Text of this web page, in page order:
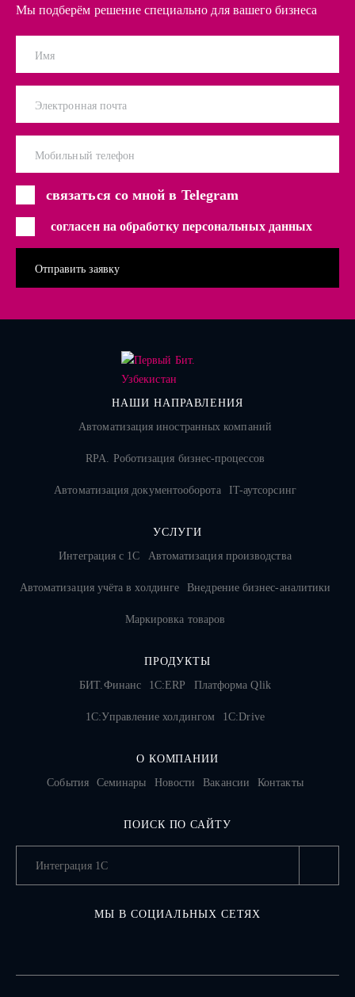
Мы подберём решение специально для вашего бизнеса
Имя
Электронная почта
Мобильный телефон
связаться со мной в Telegram
согласен на обработку персональных данных
НАШИ НАПРАВЛЕНИЯ
Автоматизация иностранных компаний
RPA. Роботизация бизнес-процессов
Автоматизация документооборота IT-аутсорсинг
УСЛУГИ
Интеграция с 1С
Автоматизация производства
Автоматизация учёта в холдинге Внедрение бизнес-аналитики
Маркировка товаров
ПРОДУКТЫ
БИТ.Финанс
1С:ERP Платформа Qlik
1С:Управление холдингом 1C:Drive
О КОМПАНИИ
События
Семинары Новости Вакансии Контакты
ПОИСК ПО САЙТУ
МЫ В СОЦИАЛЬНЫХ СЕТЯХ